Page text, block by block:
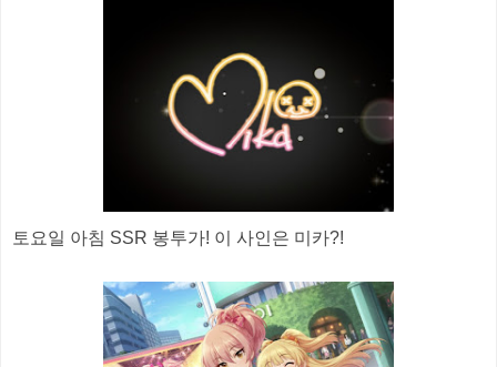
토요일 아침 SSR 봉투가! 이 사인은 미카?!